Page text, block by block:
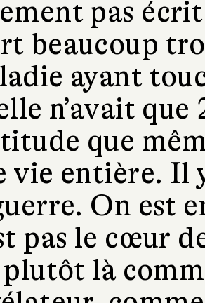
pas
beaucoup
ayant
n’avait que
que
vie entière. Il
On est
pas le cœur
plutôt là